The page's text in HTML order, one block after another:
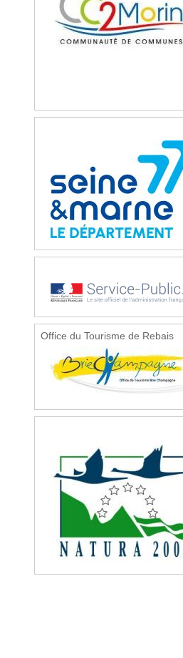
Office du Tourisme de Rebais